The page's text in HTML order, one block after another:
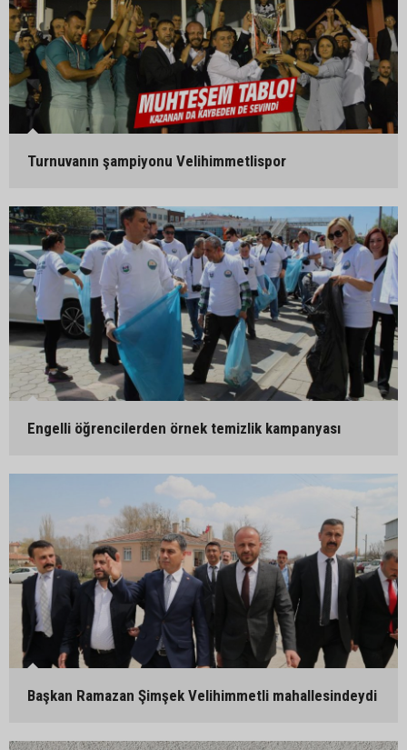
Turnuvanın şampiyonu Velihimmetlispor
Engelli öğrencilerden örnek temizlik kampanyası
Başkan Ramazan Şimşek Velihimmetli mahallesindeydi